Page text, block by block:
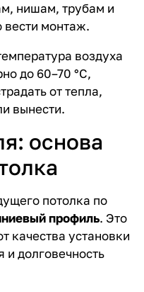
нишам, трубам и
вести монтаж.
воздуха
до 60–70 °C,
от тепла,
вынести.
основа
потолка по
профиль. Это
качества установки
и долговечность